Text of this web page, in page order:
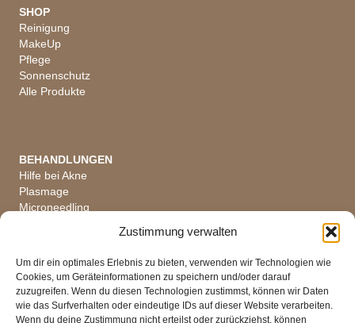
Zustimmung verwalten
Um dir ein optimales Erlebnis zu bieten, verwenden wir Technologien wie
Cookies, um Geräteinformationen zu speichern und/oder darauf
zuzugreifen. Wenn du diesen Technologien zustimmst, können wir Daten
wie das Surfverhalten oder eindeutige IDs auf dieser Website verarbeiten.
Wenn du deine Zustimmung nicht erteilst oder zurückziehst, können
SHOP
Reinigung
MakeUp
Pflege
Sonnenschutz
Alle Produkte
BEHANDLUNGEN
Hilfe bei Akne
Plasmage
Microneedling
ÖFFNUNGSZEITEN